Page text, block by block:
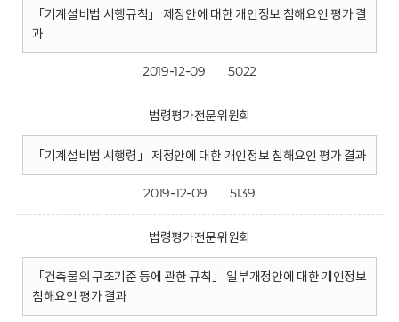
「기계설비법 시행규칙」 제정안에 대한 개인정보 침해요인 평가 결
과
2019-12-09 5022
법령평가전문위원회
「기계설비법 시행령」 제정안에 대한 개인정보 침해요인 평가 결과
2019-12-09 5139
법령평가전문위원회
「건축물의 구조기준 등에 관한 규칙」 일부개정안에 대한 개인정보
침해요인 평가 결과